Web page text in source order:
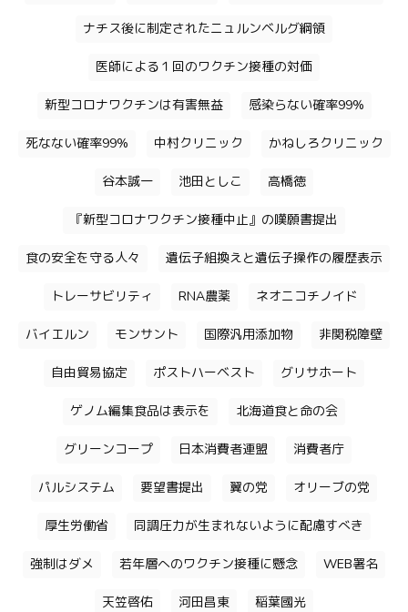
ナチス後に制定されたニュルンベルグ綱領
医師による１回のワクチン接種の対価
新型コロナワクチンは有害無益 感染らない確率99%
死なない確率99% 中村クリニック かねしろクリニック
谷本誠一 池田としこ 高橋徳
『新型コロナワクチン接種中止』の嘆願書提出
食の安全を守る人々 遺伝子組換えと遺伝子操作の履歴表示
トレーサビリティ RNA農薬 ネオニコチノイド
バイエルン モンサント 国際汎用添加物 非関税障壁
自由貿易協定 ポストハーベスト グリサホート
ゲノム編集食品は表示を 北海道食と命の会
グリーンコープ 日本消費者連盟 消費者庁
パルシステム 要望書提出 翼の党 オリーブの党
厚生労働省 同調圧力が生まれないように配慮すべき
強制はダメ 若年層へのワクチン接種に懸念 WEB署名
天笠啓佑 河田昌東 稲葉國光